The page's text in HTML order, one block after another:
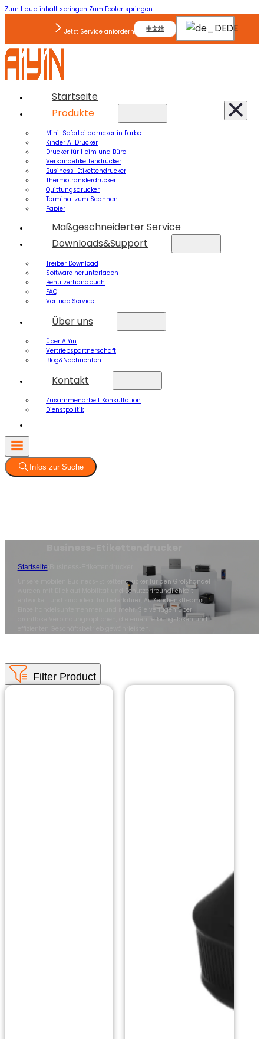
Zum Hauptinhalt springen Zum Footer springen
Jetzt Service anfordern 中文站 DE
Startseite
Produkte
Mini-Sofortbilddrucker in Farbe
Kinder AI Drucker
Drucker für Heim und Büro
Versandetikettendrucker
Business-Etikettendrucker
Thermotransferdrucker
Quittungsdrucker
Terminal zum Scannen
Papier
Maßgeschneiderter Service
Downloads&Support
Treiber Download
Software herunterladen
Benutzerhandbuch
FAQ
Vertrieb Service
Über uns
Über AiYin
Vertriebspartnerschaft
Blog&Nachrichten
Kontakt
Zusammenarbeit Konsultation
Dienstpolitik
Infos zur Suche
Startseite
Unsere mobilen Business-Etikettendrucker für den Großhandel
wurden mit Blick auf Mobilität und Benutzerfreundlichkeit
entwickelt und sind ideal für Lieferfahrer, Außendienstteams,
Einzelhandelsunternehmen und mehr. Sie verfügen über
drahtlose Verbindungsoptionen, die einen reibungslosen und